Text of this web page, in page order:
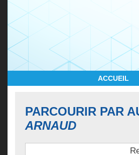
ACCUEIL
PARCOURIR PAR
ARNAUD